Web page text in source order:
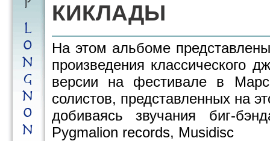
КИКЛАДЫ
На этом альбоме
произведения классического
версии на фестивале в
солистов, представленных на
добиваясь звучания биг-
Pygmalion records, Musidisc